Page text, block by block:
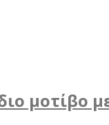
μοτίβο